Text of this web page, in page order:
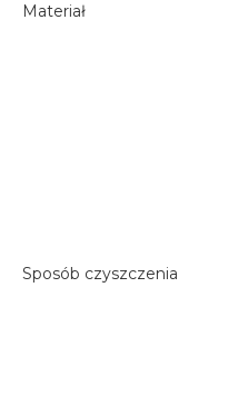
Materiał
Sposób czyszczenia